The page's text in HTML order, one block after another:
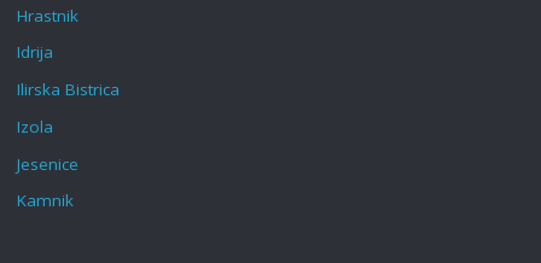
Hrastnik
Idrija
Ilirska Bistrica
Izola
Jesenice
Kamnik